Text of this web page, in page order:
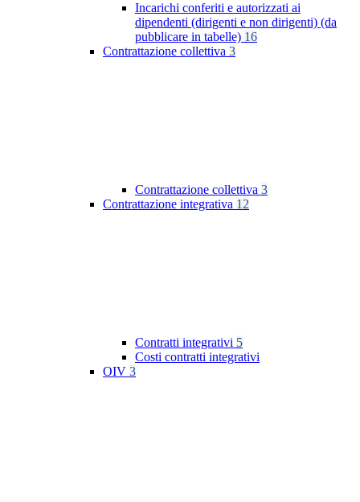
Incarichi conferiti e autorizzati ai
dipendenti (dirigenti e non dirigenti) (da
pubblicare in tabelle) 16
Contrattazione collettiva 3
Contrattazione collettiva 3
Contrattazione integrativa 12
Contratti integrativi 5
Costi contratti integrativi
OIV 3